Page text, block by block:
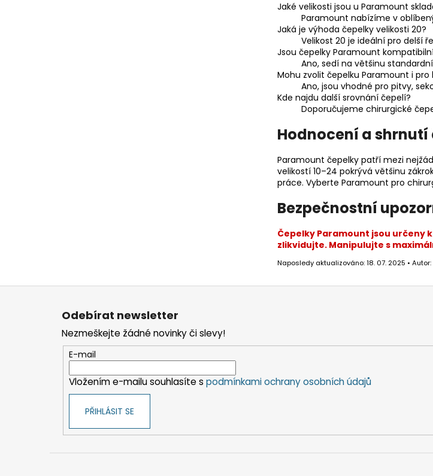
Jaké velikosti jsou u Paramount
Paramount nabízíme v
Jaká je výhoda čepelky velikosti 20?
Velikost 20 je ideální pro delší
Jsou čepelky Paramount
Ano, sedí na většinu
Mohu zvolit čepelku Paramount i
Ano, jsou vhodné pro pitvy,
Kde najdu další srovnání čepelí?
Doporučujeme chirurgické
Hodnocení a
Paramount čepelky patří mezi
velikostí 10–24 pokrývá většinu
práce. Vyberte Paramount pro
Bezpečnostní
Čepelky Paramount jsou určeny
zlikvidujte. Manipulujte s
Naposledy aktualizováno: 18. 07. 2025 •
Z
Odebírat newsletter
Nezmeškejte žádné novinky či slevy!
E-mail
Vložením e-mailu souhlasíte s podmínkami ochrany osobních údajů
PŘIHLÁSIT SE